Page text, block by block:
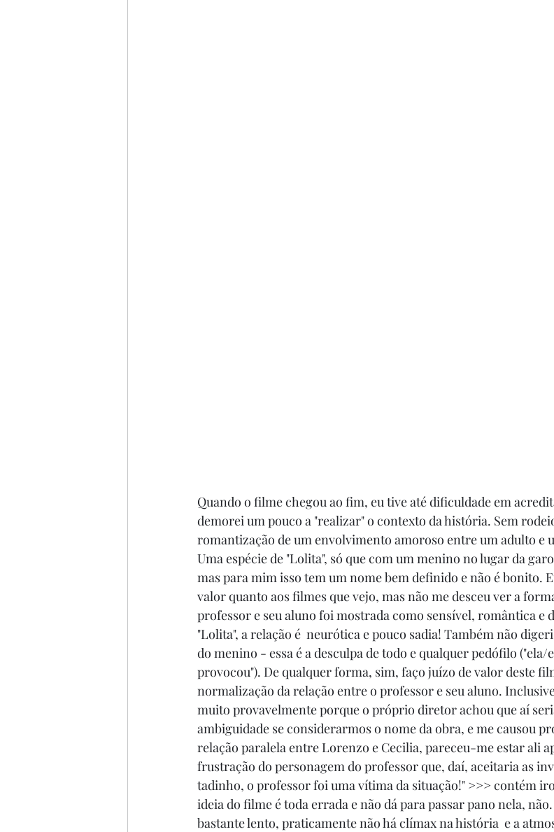
Quando o filme chegou ao fim, eu tive até dificuldade em
demorei um pouco a "realizar" o contexto da história. Sem
romantização de um envolvimento amoroso entre um adulto e
Uma espécie de "Lolita", só que com um menino no lugar da
mas para mim isso tem um nome bem definido e não é bonito.
valor quanto aos filmes que vejo, mas não me desceu ver a
professor e seu aluno foi mostrada como sensível, romântica e
"Lolita", a relação é  neurótica e pouco sadia! Também não
do menino - essa é a desculpa de todo e qualquer pedófilo ("ela/
provocou"). De qualquer forma, sim, faço juízo de valor deste
normalização da relação entre o professor e seu aluno.
muito provavelmente porque o próprio diretor achou que aí
ambiguidade se considerarmos o nome da obra, e me causou
relação paralela entre Lorenzo e Cecilia, pareceu-me estar ali
frustração do personagem do professor que, daí, aceitaria as
tadinho, o professor foi uma vítima da situação!" >>> contém
ideia do filme é toda errada e não dá para passar pano nela,
bastante lento, praticamente não há clímax na história  e a